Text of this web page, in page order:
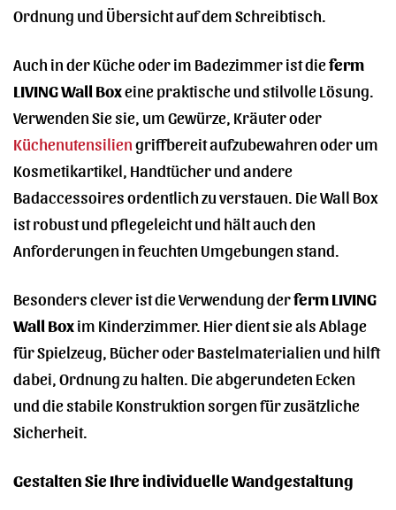
Ordnung und Übersicht auf dem Schreibtisch.
Auch in der Küche oder im Badezimmer ist dieferm
LIVING Wall Boxeine praktische und stilvolle Lösung.
Verwenden Sie sie, um Gewürze, Kräuter oder
Küchenutensiliengriffbereit aufzubewahren oder um
Kosmetikartikel, Handtücher und andere
Badaccessoires ordentlich zu verstauen. Die Wall Box
ist robust und pflegeleicht und hält auch den
Anforderungen in feuchten Umgebungen stand.
Besonders clever ist die Verwendung derferm LIVING
Wall Boxim Kinderzimmer. Hier dient sie als Ablage
für Spielzeug, Bücher oder Bastelmaterialien und hilft
dabei, Ordnung zu halten. Die abgerundeten Ecken
und die stabile Konstruktion sorgen für zusätzliche
Sicherheit.
Gestalten Sie Ihre individuelle Wandgestaltung